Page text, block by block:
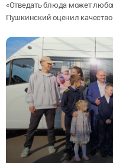
«Отведать блюда может любой
Пушкинский оценил